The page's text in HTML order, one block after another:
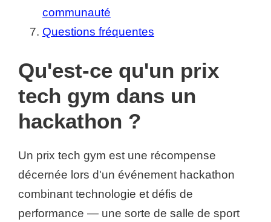
communauté
Questions fréquentes
Qu'est-ce qu'un prix
tech gym dans un
hackathon ?
Un prix tech gym est une récompense
décernée lors d'un événement hackathon
combinant technologie et défis de
performance — une sorte de salle de sport